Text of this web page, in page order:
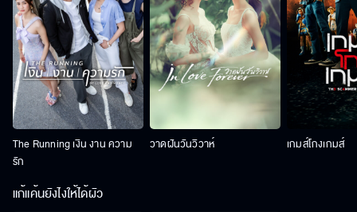
The Running เงิน งาน ความ
รัก
วาดฝันวันวิวาห์ เกมส์โกงเกมส์
แก้แค้นยังไงให้ได้ผัว